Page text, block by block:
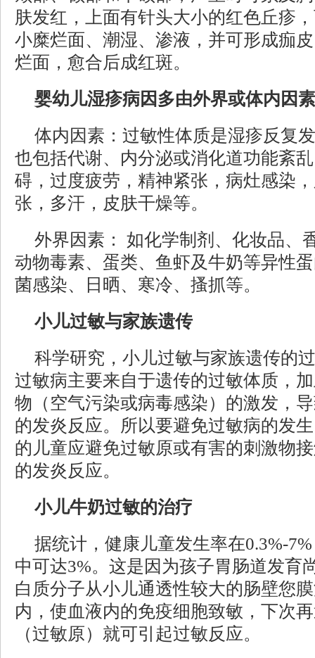
肤发红，上面有针头大小的红色丘疹
小糜烂面、潮湿、渗液，并可形成痂
烂面，愈合后成红斑。
婴幼儿湿疹病因多由外界或体内因
体内因素：过敏性体质是湿疹反复
也包括代谢、内分泌或消化道功能紊
碍，过度疲劳，精神紧张，病灶感染
张，多汗，皮肤干燥等。
外界因素： 如化学制剂、化妆品、
动物毒素、蛋类、鱼虾及牛奶等异性
菌感染、日晒、寒冷、搔抓等。
小儿过敏与家族遗传
科学研究，小儿过敏与家族遗传的
过敏病主要来自于遗传的过敏体质，
物（空气污染或病毒感染）的激发，
的发炎反应。所以要避免过敏病的发
的儿童应避免过敏原或有害的刺激物
的发炎反应。
小儿牛奶过敏的治疗
据统计，健康儿童发生率在0.3%-
中可达3%。这是因为孩子胃肠道发育
白质分子从小儿通透性较大的肠壁您
内，使血液内的免疫细胞致敏，下次
（过敏原）就可引起过敏反应。